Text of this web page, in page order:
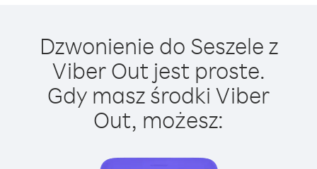
Dzwonienie do Seszele z
Viber Out jest proste.
Gdy masz środki Viber
Out, możesz: